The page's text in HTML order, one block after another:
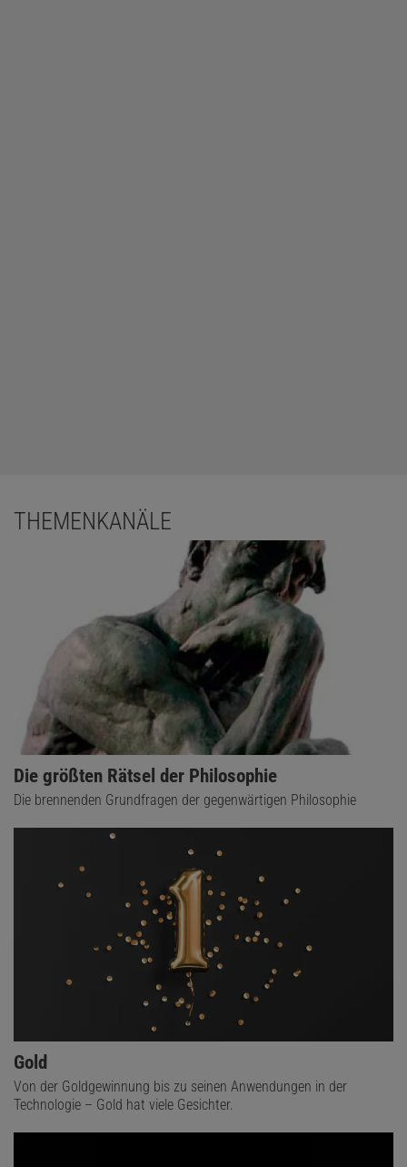
THEMENKANÄLE
Die größten Rätsel der Philosophie
Die brennenden Grundfragen der gegenwärtigen Philosophie
Gold
Von der Goldgewinnung bis zu seinen Anwendungen in der
Technologie – Gold hat viele Gesichter.